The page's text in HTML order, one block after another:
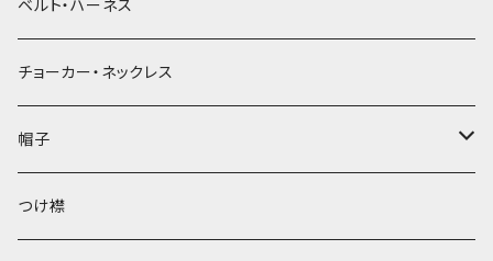
ベルト・ハーネス
チョーカー・ネックレス
帽子
ベレー帽
つけ襟